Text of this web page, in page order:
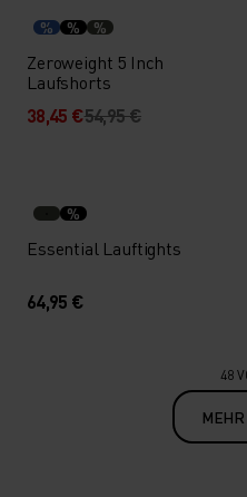
% % %
Zeroweight 5 Inch
Laufshorts
38,45 €54,95 €
%
Essential Lauftights
64,95 €
48